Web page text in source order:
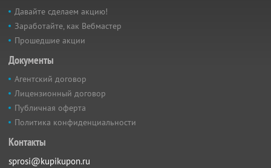
Давайте сделаем акцию!
Заработайте, как Вебмастер
Прошедшие акции
Документы
Агентский договор
Лицензионный договор
Публичная оферта
Политика конфиденциальности
Контакты
sprosi@kupikupon.ru